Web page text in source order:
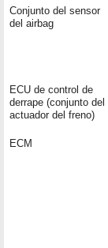
Conjunto del sensor
del airbag
ECU de control de
derrape (conjunto del
actuador del freno)
ECM